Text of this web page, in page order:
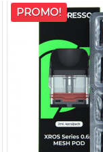
PROMO!